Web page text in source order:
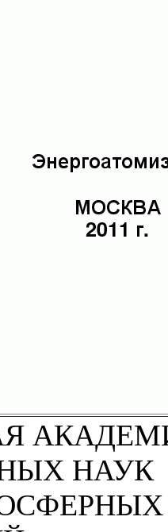
НАУК